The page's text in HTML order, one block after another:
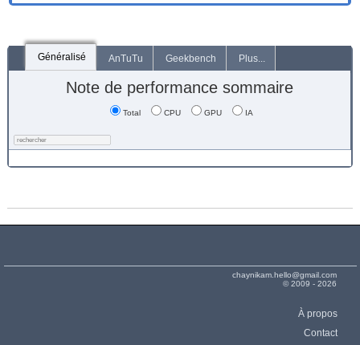
Généralisé AnTuTu Geekbench Plus...
Note de performance sommaire
Total CPU GPU IA
chaynikam.hello@gmail.com
© 2009 - 2026
À propos
Contact